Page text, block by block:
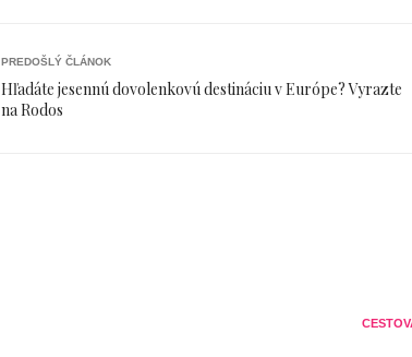
PREDOŠLÝ ČLÁNOK
Hľadáte jesennú dovolenkovú destináciu v Európe? Vyrazte
na Rodos